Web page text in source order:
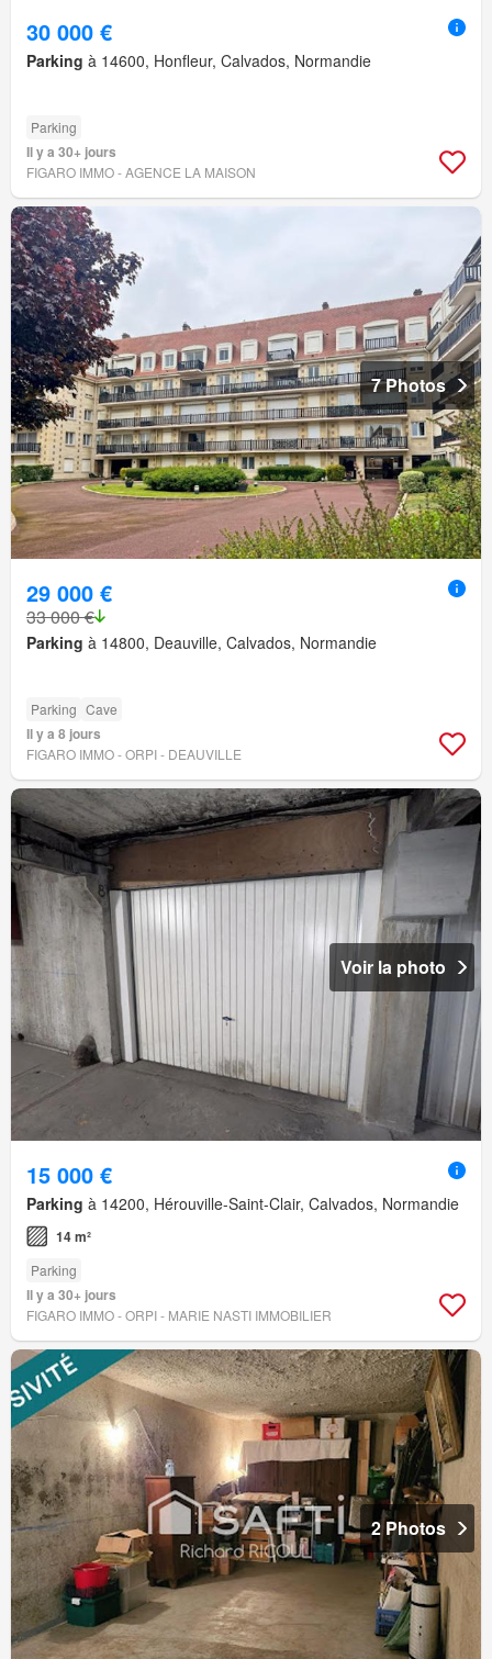
30 000 €
Parking à 14600, Honfleur, Calvados, Normandie
Parking
Il y a 30+ jours
FIGARO IMMO - AGENCE LA MAISON
7 Photos
29 000 €
33 000 €
Parking à 14800, Deauville, Calvados, Normandie
Parking Cave
Il y a 8 jours
FIGARO IMMO - ORPI - DEAUVILLE
Voir la photo
15 000 €
Parking à 14200, Hérouville-Saint-Clair, Calvados, Normandie
14 m²
Parking
Il y a 30+ jours
FIGARO IMMO - ORPI - MARIE NASTI IMMOBILIER
2 Photos